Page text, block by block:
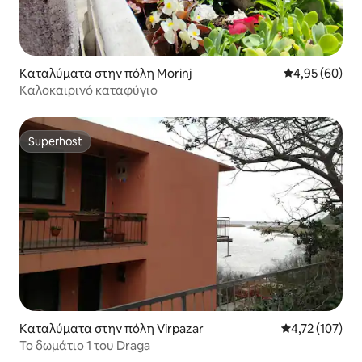
Καταλύματα στην πόλη Morinj Μέση
4,95 (60)
Καλοκαιρινό καταφύγιο
Superhost
Superhost
Καταλύματα στην πόλη Virpazar Μέση
4,72 (107)
Το δωμάτιο 1 του Draga